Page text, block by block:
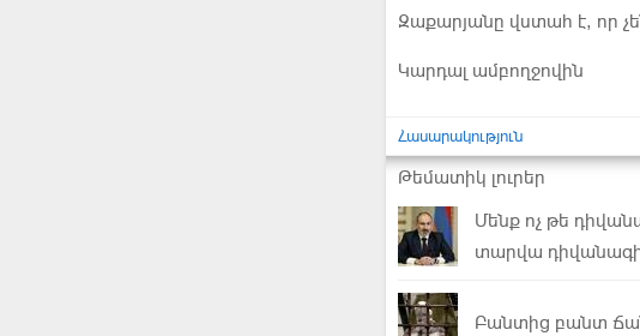
Զաքարյանը վստահ է, որ
Կարդալ ամբողջովին
Հասարակություն
Թեմատիկ լուրեր
Մենք ոչ թե
տարվա
Բանտից բանտ